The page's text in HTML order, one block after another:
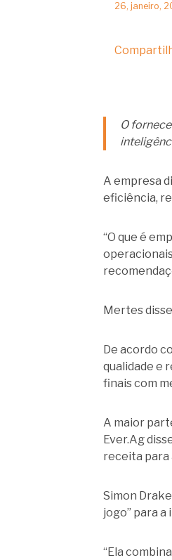
26, janeiro,
O
A empresa
eficiência,
“O que é
Mertes
De acordo
qualidade e
finais com
A maior
Ever.Ag
receita para
Simon
jogo” para a
“Ela